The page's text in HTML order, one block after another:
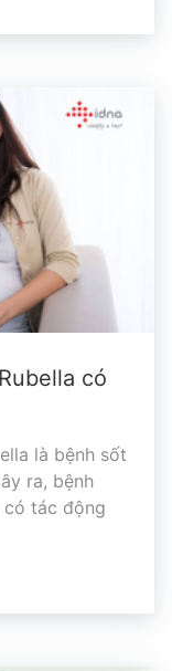
có
là bệnh sốt
ra, bệnh
tác động